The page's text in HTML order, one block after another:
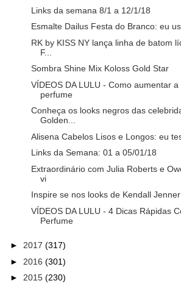
Links da semana 8/1 a 12/1/18
Esmalte Dailus Festa do Branco: eu
RK by KISS NY lança linha de batom
F...
Sombra Shine Mix Koloss Gold Star
VÍDEOS DA LULU - Como aumentar
perfume
Conheça os looks negros das
Golden...
Alisena Cabelos Lisos e Longos: eu
Links da Semana: 01 a 05/01/18
Extraordinário com Julia Roberts e
vi
Inspire se nos looks de Kendall Jenner
VÍDEOS DA LULU - 4 Dicas Rápidas
Perfume
► 2017 (317)
► 2016 (301)
► 2015 (230)